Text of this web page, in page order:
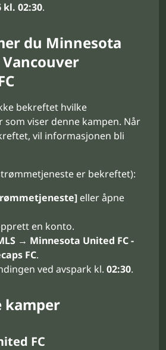
kl. 02:30.
du Minnesota
Vancouver
bekreftet hvilke
viser denne kampen. Når
vil informasjonen bli
er bekreftet):
eller åpne
en konto.
→ Minnesota United FC -
FC.
ved avspark kl. 02:30.
kamper
FC